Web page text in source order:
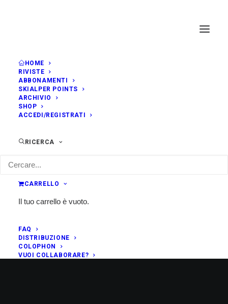
HOME
RIVISTE
ABBONAMENTI
SKIALPER POINTS
ARCHIVIO
SHOP
ACCEDI/REGISTRATI
RICERCA
CARRELLO
Il tuo carrello è vuoto.
FAQ
DISTRIBUZIONE
COLOPHON
VUOI COLLABORARE?